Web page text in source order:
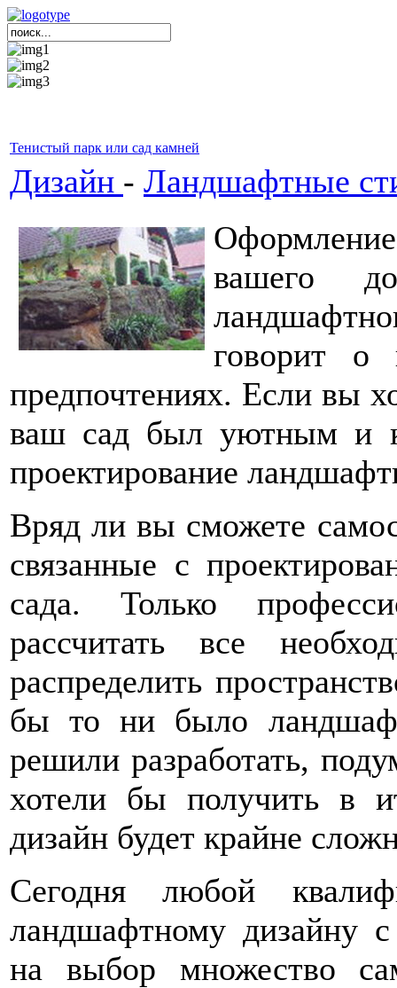
Тенистый парк или сад камней
Дизайн - Ландшафтные
вашего
говорит о
предпочтениях. Если вы
ваш сад был уютным и
проектирование
Вряд ли вы сможете
связанные с
сада. Только
рассчитать все
распределить
бы то ни было
решили разработать,
хотели бы получить в
дизайн будет крайне
Сегодня любой
ландшафтному дизайну
на выбор множество